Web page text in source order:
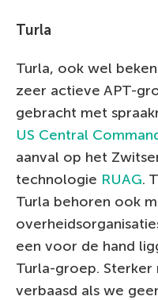
Turla
Turla, ook wel
zeer actieve APT-
gebracht met
US Central
aanval op het
technologie RUAG.
Turla behoren ook
een voor de hand
Turla-groep. Sterker
verbaasd als we